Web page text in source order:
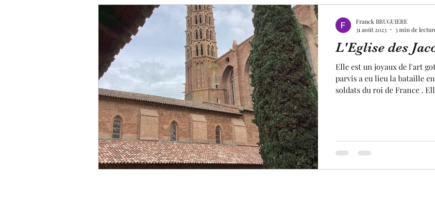
Hôtel particulier marché église Musée
politique Canal du Midi Jardin Statue Sculpture pastel
créateur designer artisan Made in France fruit et légume
Aéronautique religion Festival
L'Eglise des
Elle est un joyaux de l'art
parvis a eu lieu la bataille
soldats du roi de France .
Franck BRUGUIERE
31 août 2023
3 min de